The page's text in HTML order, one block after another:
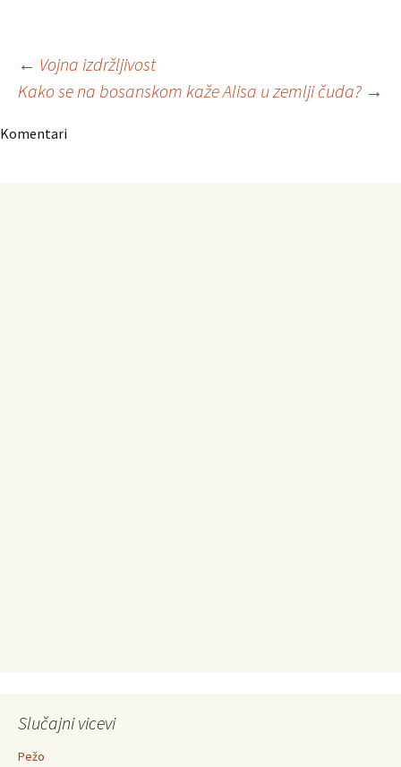
Navigacija
članaka
← Vojna izdržljivost
Kako se na bosanskom kaže Alisa u zemlji čuda? →
Komentari
Slučajni vicevi
Pežo